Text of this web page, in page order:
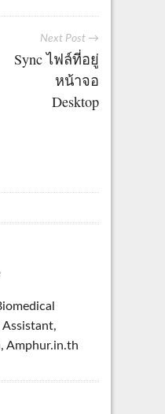
Next Post →
Sync ไฟล์ที่อยู่
หน้าจอ
Desktop
Assistant,
Amphur.in.th